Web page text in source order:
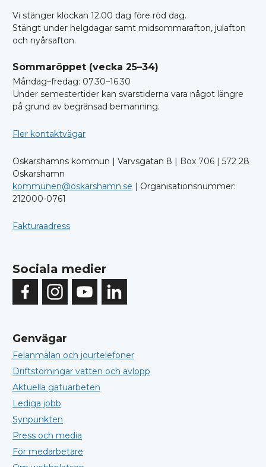
Vi stänger klockan 12.00 dag före röd dag.
Stängt under helgdagar samt midsommarafton, julafton
och nyårsafton.
Sommaröppet (vecka 25–34)
Måndag–fredag: 07.30–16.30
Under semestertider kan svarstiderna vara något längre
på grund av begränsad bemanning.
Fler kontaktvägar
Oskarshamns kommun | Varvsgatan 8 | Box 706 | 572 28
Oskarshamn
kommunen@oskarshamn.se | Organisationsnummer:
212000-0761
Fakturaadress
Sociala medier
Genvägar
Felanmälan och jourtelefoner
Driftstörningar vatten och avlopp
Aktuella gatuarbeten
Lediga jobb
Synpunkten
Press och media
För medarbetare